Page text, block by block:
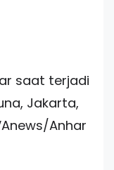
saat terjadi
Jakarta,
Anhar